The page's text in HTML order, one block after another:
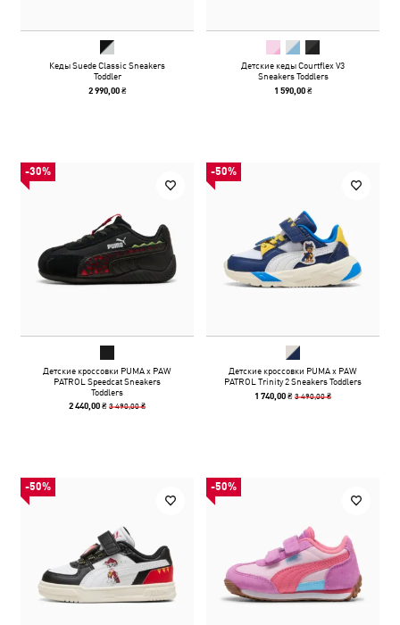
Кеды Suede Classic Sneakers
Toddler
2 990,00 ₴
Детские кеды Courtflex V3
Sneakers Toddlers
1 590,00 ₴
-30%
Детские кроссовки PUMA x PAW
PATROL Speedcat Sneakers
Toddlers
2 440,00 ₴3 490,00 ₴
-50%
Детские кроссовки PUMA x PAW
PATROL Trinity 2 Sneakers Toddlers
1 740,00 ₴3 490,00 ₴
-50% -50%